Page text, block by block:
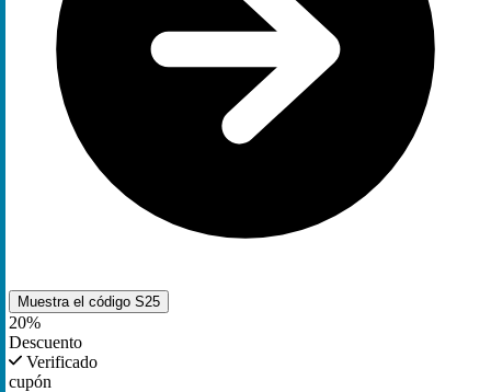
Muestra el código S25
20%
Descuento
Verificado
cupón